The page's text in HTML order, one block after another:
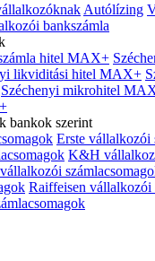
Autólízing
bankszámla
hitel MAX+
likviditási hitel MAX+
Széchenyi mikrohitel
bankok szerint
Erste vállalkozói
K&H
Raiffeisen vállalkozói